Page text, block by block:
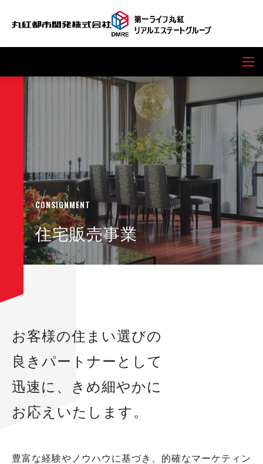
CONSIGNMENT
住宅販売事業
お客様の住まい選びの
良きパートナーとして
迅速に、きめ細やかに
お応えいたします。
豊富な経験やノウハウに基づき、的確なマーケティン